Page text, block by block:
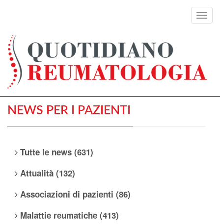
NEWS PER I PAZIENTI
Tutte le news (631)
Attualità (132)
Associazioni di pazienti (86)
Malattie reumatiche (413)